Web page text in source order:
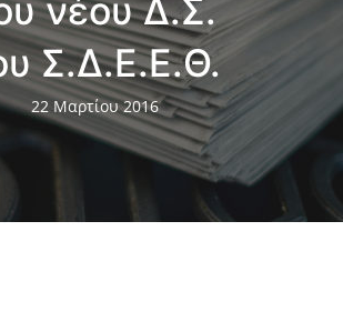
νέου Δ.Σ.
Σ.Δ.Ε.Ε.Θ.
22 Μαρτίου 2016